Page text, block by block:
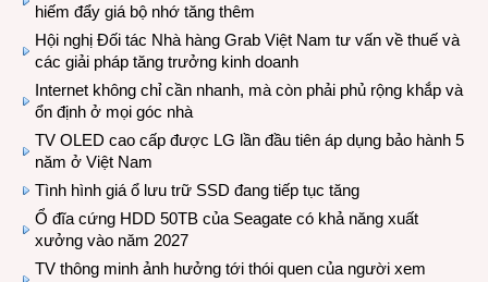
hiếm đẩy giá bộ nhớ tăng thêm
Hội nghị Đối tác Nhà hàng Grab Việt Nam tư vấn về thuế và
các giải pháp tăng trưởng kinh doanh
Internet không chỉ cần nhanh, mà còn phải phủ rộng khắp và
ổn định ở mọi góc nhà
TV OLED cao cấp được LG lần đầu tiên áp dụng bảo hành 5
năm ở Việt Nam
Tình hình giá ổ lưu trữ SSD đang tiếp tục tăng
Ổ đĩa cứng HDD 50TB của Seagate có khả năng xuất
xưởng vào năm 2027
TV thông minh ảnh hưởng tới thói quen của người xem